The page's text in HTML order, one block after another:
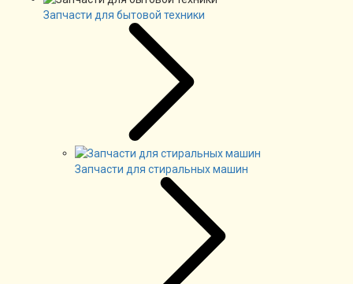
Запчасти для бытовой техники
Запчасти для стиральных машин